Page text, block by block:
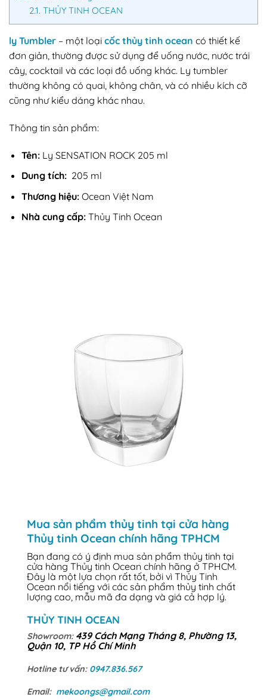
2.1. THỦY TINH OCEAN
ly Tumbler – một loại cốc thủy tinh ocean có thiết kế
đơn giản, thường được sử dụng để uống nước, nước trái
cây, cocktail và các loại đồ uống khác. Ly tumbler
thường không có quai, không chân, và có nhiều kích cỡ
cũng như kiểu dáng khác nhau.
Thông tin sản phẩm:
Tên:Ly SENSATION ROCK 205 ml
Dung tích: 205 ml
Thương hiệu:Ocean Việt Nam
Nhà cung cấp:Thủy Tinh Ocean
Mua sản phẩm thủy tinh tại cửa hàng
Thủy tinh Ocean chính hãng TPHCM
Bạn đang có ý định mua sản phẩm thủy tinh tại
cửa hàng Thủy tinh Ocean chính hãng ở TPHCM.
Đây là một lựa chọn rất tốt, bởi vì Thủy Tinh
Ocean nổi tiếng với các sản phẩm thủy tinh chất
lượng cao, mẫu mã đa dạng và giá cả hợp lý.
THỦY TINH OCEAN
Showroom: 439 Cách Mạng Tháng 8, Phường 13,
Quận 10, TP Hồ Chí Minh
Hotline tư vấn: 0947.836.567
Email: mekoongs@gmail.com